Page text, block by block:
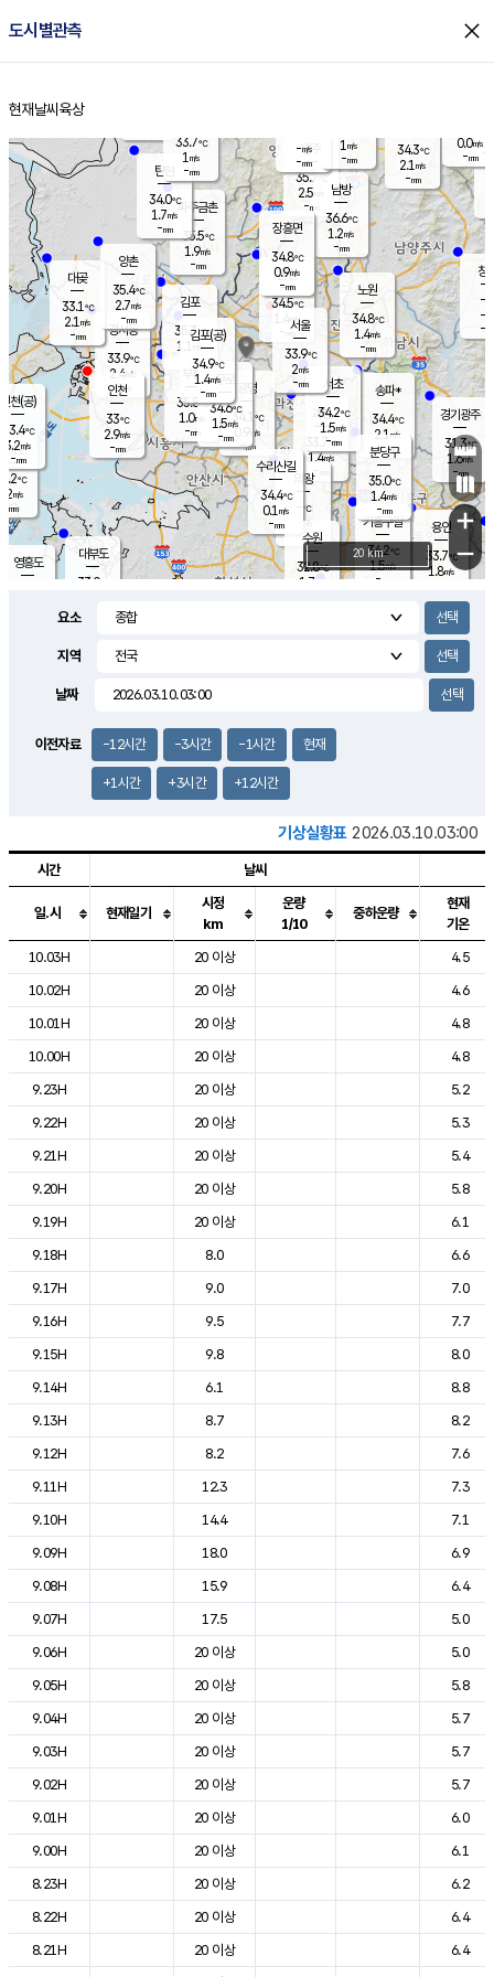
도시별관측 close
홈
현재날씨 육상
의도
℃
m/s
mm
영흥도
양주
35.7℃
2.5
-mm
과천
33.7℃
1.4m/s
- mm
용인
33.7℃
1.8m/s
경기광주
31.3℃
1.6m/s
-mm
2.4m/s
대부도
33.0
경서동
33.9℃
2.4 m/s
-mm
파주금촌
35.5℃
1.9m/s
-mm
34.3℃
2.1 m/s
-mm
대곶
33.1℃
2.1 m/s
-mm
창
-
-m/
-
탄현
34.0℃
1.7m/s
-mm
0.0m/s
-mm
의왕
- ℃
m/s
mm
김포
35.3℃
1.1 m/s
mm
광명
34.1
℃
0.9 m/s
-mm
부천
35.8℃
1.0m/s
-mm
양촌
35.4℃
2.7m/s
-mm
구로
34.6℃
1.5m/s
-mm
은평
34.5℃
1.4 m/s
- mm
노원
34.8℃
1.4m/s
-mm
송파*
34.4℃
2.1 m/s
-mm
서초
34.2℃
1.5m/s
-mm
남방
36.6℃
1.2m/s
-mm
기흥구갈
34.2℃
1.5m/s
-
수리산길
34.4℃
0.1 m/s
-mm
분당구
35.0℃
1.4m/s
-mm
장흥면
34.8℃
0.9m/s
-mm
-m/s
-mm
인천(공)
33.4℃
3.2m/s
-mm
김포(공)
34.9℃
1.4m/s
-mm
수원
32.8℃
1.7 m/s
인천
33℃
2.9m/s
-mm
서울
33.9℃
2m/s
-mm
33.7℃
1 m/s
-mm
1 m/s
-mm
+
−
20 km
요소
지역
날짜
이전자료 -12시간 -3시간 -1시간 현재
+1시간 +3시간 +12시간
기상실황표 2026.03.10.03:00
도시별 기상실황표로 지점, 날씨, 기온, 강수, 바람, 기압등을 안내한 표입
시간 날씨
일.시 현재일기
시정
km
운량
1/10
중하운량
현재
기온
10.03H
20 이상
4.5
10.02H
20 이상
4.6
10.01H
20 이상
4.8
10.00H
20 이상
4.8
9.23H
20 이상
5.2
9.22H
20 이상
5.3
9.21H
20 이상
5.4
9.20H
20 이상
5.8
9.19H
20 이상
6.1
9.18H
8.0
6.6
9.17H
9.0
7.0
9.16H
9.5
7.7
9.15H
9.8
8.0
9.14H
6.1
8.8
9.13H
8.7
8.2
9.12H
8.2
7.6
9.11H
12.3
7.3
9.10H
14.4
7.1
9.09H
18.0
6.9
9.08H
15.9
6.4
9.07H
17.5
5.0
9.06H
20 이상
5.0
9.05H
20 이상
5.8
9.04H
20 이상
5.7
9.03H
20 이상
5.7
9.02H
20 이상
5.7
9.01H
20 이상
6.0
9.00H
20 이상
6.1
8.23H
20 이상
6.2
8.22H
20 이상
6.4
8.21H
20 이상
6.4